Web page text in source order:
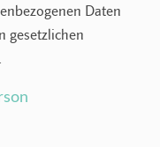
Daten
gesetzlichen